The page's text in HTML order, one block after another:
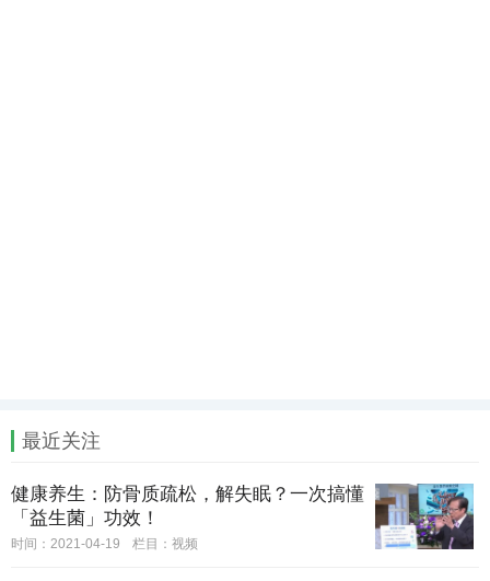
最近关注
健康养生：防骨质疏松，解失眠？一次搞懂
「益生菌」功效！
时间：2021-04-19 栏目： 视频